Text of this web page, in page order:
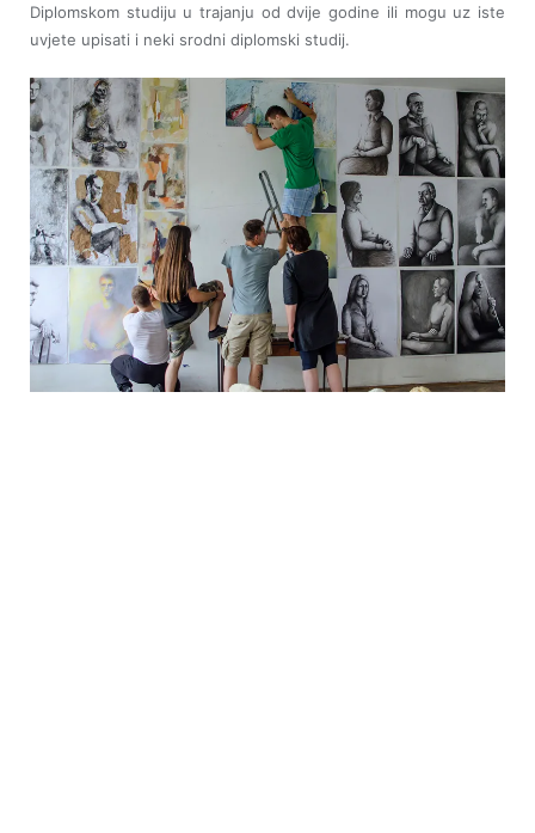
Diplomskom studiju u trajanju od dvije godine ili mogu uz iste
uvjete upisati i neki srodni diplomski studij.